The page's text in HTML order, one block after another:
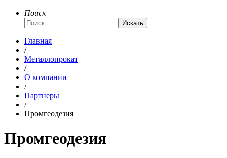
Поиск
Искать
Главная
/
Металлопрокат
/
О компании
/
Партнеры
/
Промгеодезия
Промгеодезия